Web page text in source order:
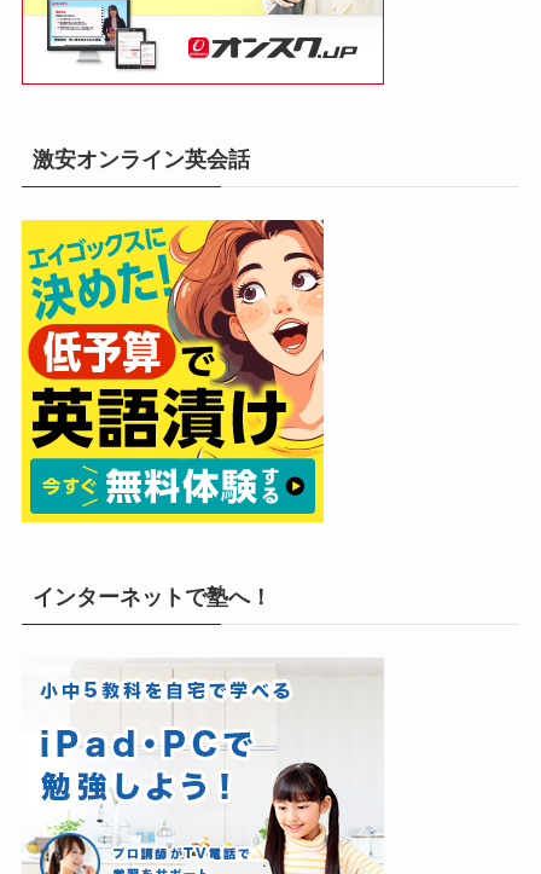
激安オンライン英会話
インターネットで塾へ！